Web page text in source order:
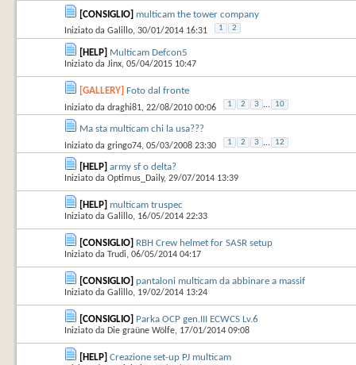
[CONSIGLIO] multicam the tower company
Iniziato da Galillo‎, 30/01/2014 16:31 1 2
[HELP] Multicam Defcon5
Iniziato da Jinx‎, 05/04/2015 10:47
[GALLERY] Foto dal fronte
Iniziato da draghi81‎, 22/08/2010 00:06 1 2 3 ... 10
Ma sta multicam chi la usa???
Iniziato da gringo74‎, 05/03/2008 23:30 1 2 3 ... 12
[HELP] army sf o delta?
Iniziato da Optimus_Daily‎, 29/07/2014 13:39
[HELP] multicam truspec
Iniziato da Galillo‎, 16/05/2014 22:33
[CONSIGLIO] RBH Crew helmet for SASR setup
Iniziato da Trudi‎, 06/05/2014 04:17
[CONSIGLIO] pantaloni multicam da abbinare a massif
Iniziato da Galillo‎, 19/02/2014 13:24
[CONSIGLIO] Parka OCP gen.III ECWCS Lv.6
Iniziato da Die graüne Wölfe‎, 17/01/2014 09:08
[HELP] Creazione set-up PJ multicam